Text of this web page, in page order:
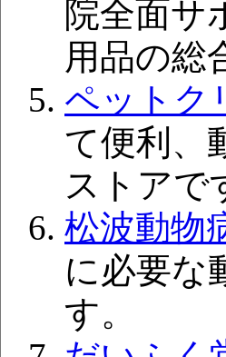
院全面サ
用品の総
ペットク
て便利、
ストアで
松波動物
に必要な
す。